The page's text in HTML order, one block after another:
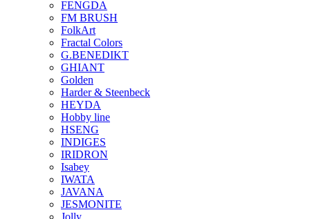
FENGDA
FM BRUSH
FolkArt
Fractal Colors
G.BENEDIKT
GHIANT
Golden
Harder & Steenbeck
HEYDA
Hobby line
HSENG
INDIGES
IRIDRON
Isabey
IWATA
JAVANA
JESMONITE
Jolly